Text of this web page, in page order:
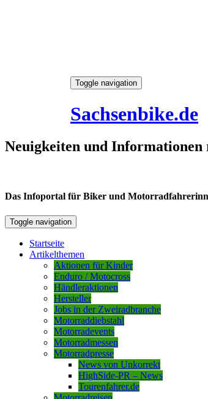
Toggle navigation
Sachsenbike.de
Neuigkeiten und Informationen
Das Infoportal für Biker und
Toggle navigation
Startseite
Artikelthemen
Aktionen für Kinder
Enduro / Motocross
Händleraktionen
Hersteller
Jobs in der Zweiradbranche
Motorraddiebstahl
Motorradevents
Motorradmessen
Motorradpresse
News von Unkorrekt
HighSide-PR – News
Tourenfahrer.de